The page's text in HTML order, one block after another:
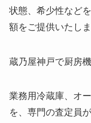
状態、希少性など
額をご提供いたしま
蔵乃屋神戸で厨房
業務用冷蔵庫、オ
を、専門の査定員